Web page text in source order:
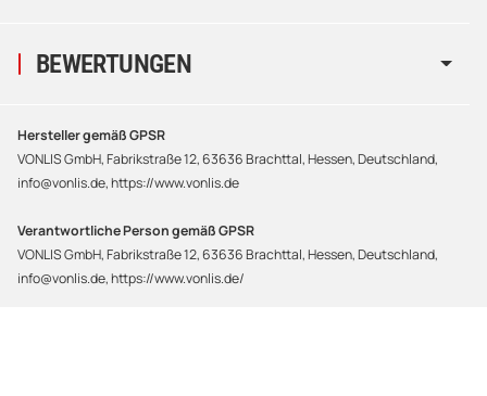
BEWERTUNGEN
Hersteller gemäß GPSR
VONLIS GmbH, Fabrikstraße 12, 63636 Brachttal, Hessen, Deutschland,
info@vonlis.de, https://www.vonlis.de
Verantwortliche Person gemäß GPSR
VONLIS GmbH, Fabrikstraße 12, 63636 Brachttal, Hessen, Deutschland,
info@vonlis.de, https://www.vonlis.de/